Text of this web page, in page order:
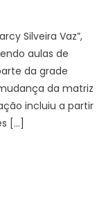
Silveira Vaz”,
aulas de
da grade
da matriz
incluiu a partir
[…]